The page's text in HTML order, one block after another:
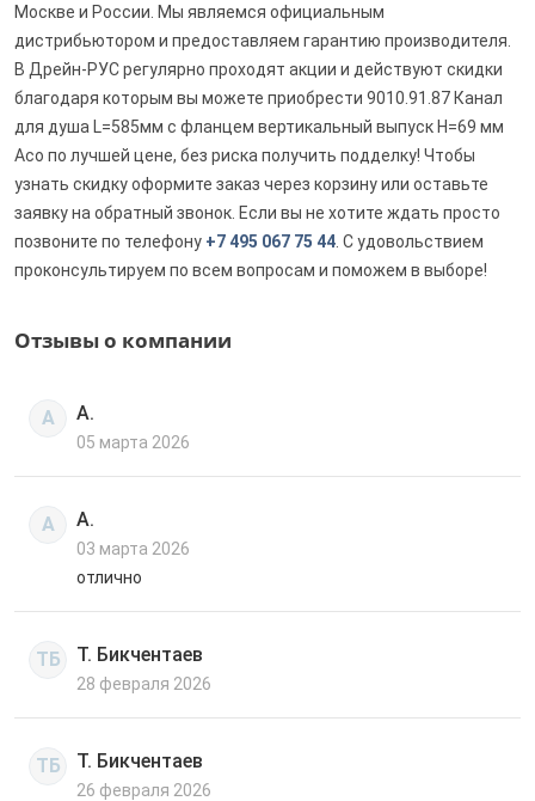
Москве и России. Мы являемся официальным
дистрибьютором и предоставляем гарантию производителя.
В Дрейн-РУС регулярно проходят акции и действуют скидки
благодаря которым вы можете приобрести 9010.91.87 Канал
для душа L=585мм с фланцем вертикальный выпуск H=69 мм
Aco по лучшей цене, без риска получить подделку! Чтобы
узнать скидку оформите заказ через корзину или оставьте
заявку на обратный звонок. Если вы не хотите ждать просто
позвоните по телефону +7 495 067 75 44 . С удовольствием
проконсультируем по всем вопросам и поможем в выборе!
Отзывы о компании
А А.
05 марта 2026
А А.
03 марта 2026
отлично
ТБ Т. Бикчентаев
28 февраля 2026
ТБ Т. Бикчентаев
26 февраля 2026